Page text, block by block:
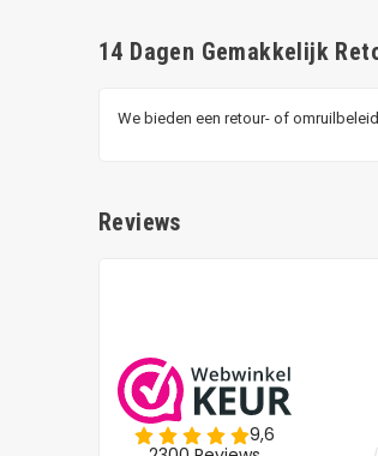
14 Dagen Gemakkelijk
We bieden een retour- of
Reviews